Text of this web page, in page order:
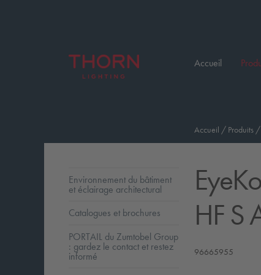
Accueil
Accueil / Produits /
HF S
96665955
Environnement du bâtiment
et éclairage architectural
Catalogues et brochures
PORTAIL du Zumtobel Group
: gardez le contact et restez
informé